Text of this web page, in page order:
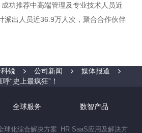
功推荐中高端管理及专业技术人员近
派出人员近36.9万人次，聚合合作伙伴
锐 公司新闻
媒体报道
“史上最疯狂”！
全球服务
球化综合解决方案
数智产品
HR SaaS应用及解决方